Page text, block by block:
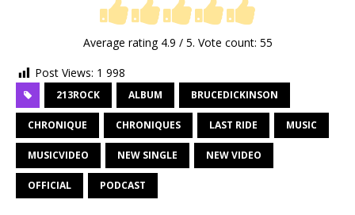
Average rating 4.9 / 5. Vote count: 55
Post Views: 1 998
213ROCK ALBUM BRUCEDICKINSON
CHRONIQUE CHRONIQUES LAST RIDE MUSIC
MUSICVIDEO NEW SINGLE NEW VIDEO
OFFICIAL PODCAST